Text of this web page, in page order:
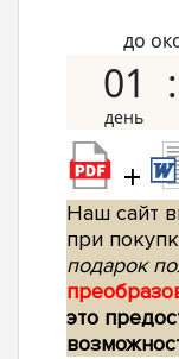
до
01
+
Наш сайт
при
подарок
это